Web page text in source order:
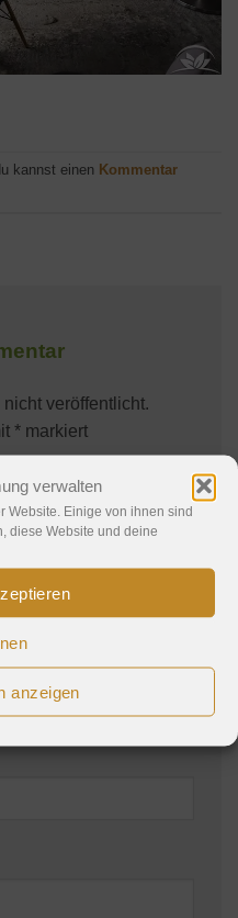
verwalten
Website. Einige von ihnen sind
diese Website und deine
anzeigen
kannst einen Kommentar
veröffentlicht.
* markiert